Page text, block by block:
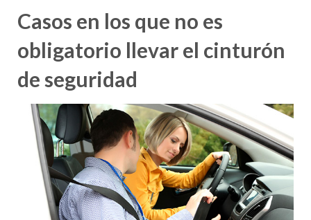
Casos en los que no es
obligatorio llevar el cinturón
de seguridad